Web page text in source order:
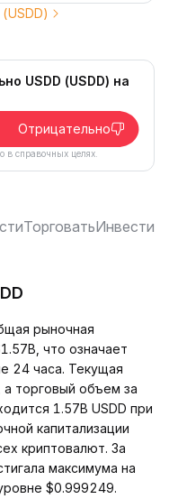
USDD (USDD) на
Отрицательно
справочных целях.
Торговать
рыночная
что означает
24 часа. Текущая
а торговый объем за
1.57B USDD при
капитализации
криптовалют. За
максимума на
$0.999249.